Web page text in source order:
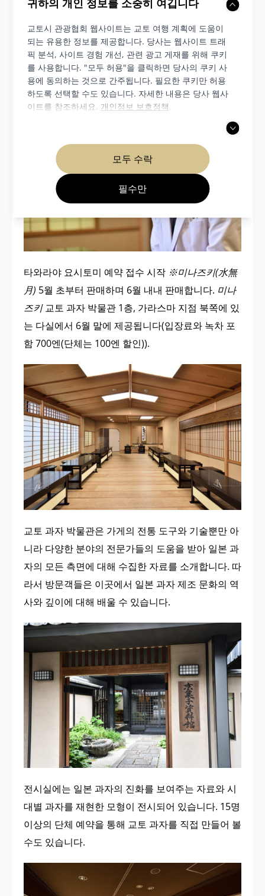
귀하의 개인 정보를 소중히 여깁니다
교토시 관광협회 웹사이트는 교토 여행 계획에 도움이
되는 유용한 정보를 제공합니다. 당사는 웹사이트 트래
픽 분석, 사이트 경험 개선, 관련 광고 게재를 위해 쿠키
를 사용합니다. "모두 허용"을 클릭하면 당사의 쿠키 사
용에 동의하는 것으로 간주됩니다. 필요한 쿠키만 허용
하도록 선택할 수도 있습니다. 자세한 내용은 당사 웹사
이트를 참조하세요. 개인정보 보호정책.
모두 수락
필수만
면서 우리에게 계절이 다가오고 있다는 신호가 왔습
니다.※미나즈키(水無月)"우리는 이 특별한 행사를
위해 많은 노력을 기울였습니다."라고 그는 회상했
다. 미나즈키교토 사람과 그것을 만드는 사람들에게
특별한 의미를 지닌 과자 중 하나입니다.
타와라야 요시토미 예약 접수 시작 ※미나즈키(水無
月) 5월 초부터 판매하며 6월 내내 판매합니다. 미나
즈키교토 과자 박물관 1층, 가라스마 지점 북쪽에 있
는 다실에서 6월 말에 제공됩니다(입장료와 녹차 포
함 700엔(단체는 100엔 할인)).
교토 과자 박물관은 가게의 전통 도구와 기술뿐만 아
니라 다양한 분야의 전문가들의 도움을 받아 일본 과
자의 모든 측면에 대해 수집한 자료를 소개합니다. 따
라서 방문객들은 이곳에서 일본 과자 제조 문화의 역
사와 깊이에 대해 배울 수 있습니다.
전시실에는 일본 과자의 진화를 보여주는 자료와 시
대별 과자를 재현한 모형이 전시되어 있습니다. 15명
이상의 단체 예약을 통해 교토 과자를 직접 만들어 볼
수도 있습니다.